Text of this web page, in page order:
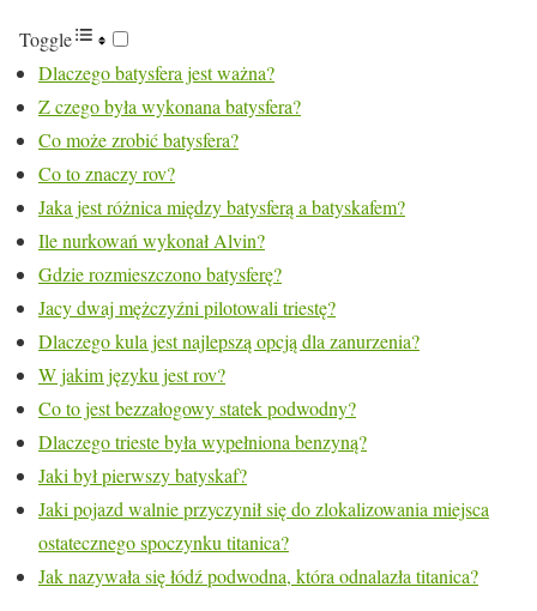
Toggle
Dlaczego batysfera jest ważna?
Z czego była wykonana batysfera?
Co może zrobić batysfera?
Co to znaczy rov?
Jaka jest różnica między batysferą a batyskafem?
Ile nurkowań wykonał Alvin?
Gdzie rozmieszczono batysferę?
Jacy dwaj mężczyźni pilotowali triestę?
Dlaczego kula jest najlepszą opcją dla zanurzenia?
W jakim języku jest rov?
Co to jest bezzałogowy statek podwodny?
Dlaczego trieste była wypełniona benzyną?
Jaki był pierwszy batyskaf?
Jaki pojazd walnie przyczynił się do zlokalizowania miejsca
ostatecznego spoczynku titanica?
Jak nazywała się łódź podwodna, która odnalazła titanica?